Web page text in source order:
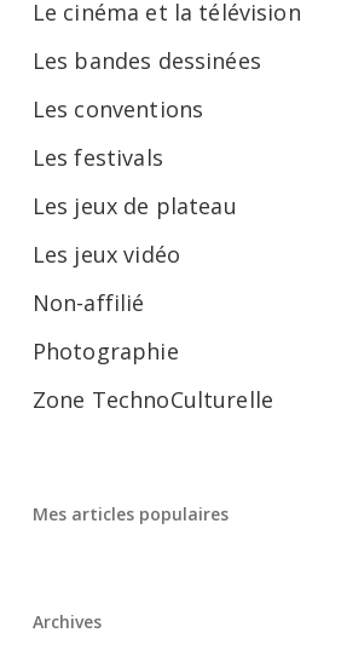
Le cinéma et la télévision
Les bandes dessinées
Les conventions
Les festivals
Les jeux de plateau
Les jeux vidéo
Non-affilié
Photographie
Zone TechnoCulturelle
Mes articles populaires
Archives